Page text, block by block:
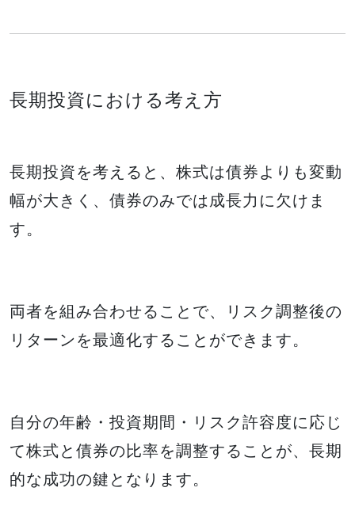
長期投資における考え方
長期投資を考えると、株式は債券よりも変動
幅が大きく、債券のみでは成長力に欠けま
す。
両者を組み合わせることで、リスク調整後の
リターンを最適化することができます。
自分の年齢・投資期間・リスク許容度に応じ
て株式と債券の比率を調整することが、長期
的な成功の鍵となります。